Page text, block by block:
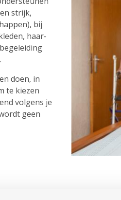
strijk,
bij
haar-
doen, in
te kiezen
volgens je
geen